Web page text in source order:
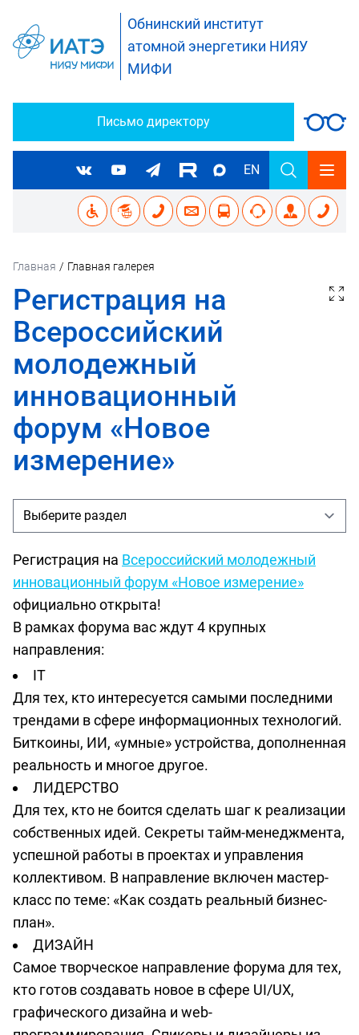
Обнинский институт
атомной энергетики НИЯУ
МИФИ
Письмо директору
EN
Главная / Главная галерея
Регистрация на
Всероссийский
молодежный
инновационный
форум «Новое
измерение»
Регистрация на Всероссийский молодежный
инновационный форум «Новое измерение»
официально открыта!
В рамках форума вас ждут 4 крупных
направления:
IT
Для тех, кто интересуется самыми последними
трендами в сфере информационных технологий.
Биткоины, ИИ, «умные» устройства, дополненная
реальность и многое другое.
ЛИДЕРСТВО
Для тех, кто не боится сделать шаг к реализации
собственных идей. Секреты тайм-менеджмента,
успешной работы в проектах и управления
коллективом. В направление включен мастер-
класс по теме: «Как создать реальный бизнес-
план».
ДИЗАЙН
Самое творческое направление форума для тех,
кто готов создавать новое в сфере UI/UX,
графического дизайна и web-